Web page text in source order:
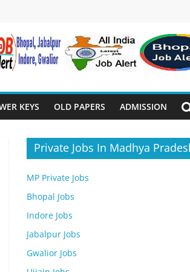
KEYS OLD PAPERS ADMISSION
Private Jobs In Madhya
MP Private Jobs
Bhopal Jobs
Indore Jobs
Jabalpur Jobs
Gwalior Jobs